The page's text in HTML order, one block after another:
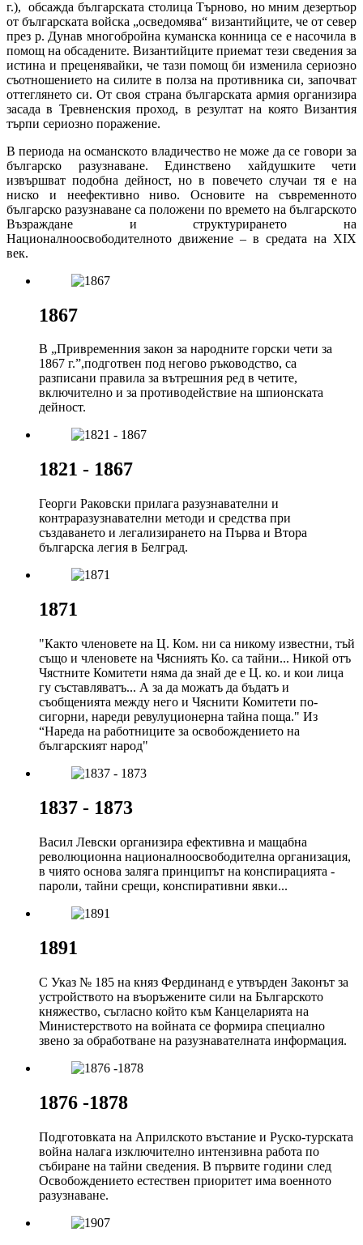
г.), обсажда българската столица Търново, но мним дезертьор
от българската войска „осведомява“ византийците, че от север
през р. Дунав многобройна куманска конница се е насочила в
помощ на обсадените. Византийците приемат тези сведения за
истина и преценявайки, че тази помощ би изменила сериозно
съотношението на силите в полза на противника си, започват
оттеглянето си. От своя страна българската армия организира
засада в Тревненския проход, в резултат на която Византия
търпи сериозно поражение.
В периода на османското владичество не може да се говори за
българско разузнаване. Единствено хайдушките чети
извършват подобна дейност, но в повечето случаи тя е на
ниско и неефективно ниво. Основите на съвременното
българско разузнаване са положени по времето на българското
Възраждане и структурирането на
Националноосвободителното движение – в средата на XIX
век.
1867
В „Привременния закон за народните горски чети за
1867 г.”,подготвен под негово ръководство, са
разписани правила за вътрешния ред в четите,
включително и за противодействие на шпионската
дейност.
1821 - 1867
Георги Раковски прилага разузнавателни и
контраразузнавателни методи и средства при
създаването и легализирането на Първа и Втора
българска легия в Белград.
1871
"Както членовете на Ц. Ком. ни са никому известни, тъй
също и членовете на Чясниять Ко. са тайни... Никой отъ
Чястните Комитети няма да знай де е Ц. ко. и кои лица
гу съставляватъ... А за да можатъ да бъдатъ и
съобщенията между него и Чяснити Комитети по-
сигорни, нареди ревулуционерна тайна поща." Из
“Нареда на работниците за освобождението на
българският народ"
1837 - 1873
Васил Левски организира ефективна и мащабна
революционна националноосвободителна организация,
в чиято основа заляга принципът на конспирацията -
пароли, тайни срещи, конспиративни явки...
1891
С Указ № 185 на княз Фердинанд е утвърден Законът за
устройството на въоръжените сили на Българското
княжество, съгласно който към Канцеларията на
Министерството на войната се формира специално
звено за обработване на разузнавателната информация.
1876 -1878
Подготовката на Априлското въстание и Руско-турската
война налага изключително интензивна работа по
събиране на тайни сведения. В първите години след
Освобождението естествен приоритет има военното
разузнаване.